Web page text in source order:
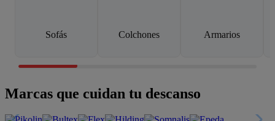
Sofás Colchones Armarios
Marcas que cuidan tu descanso